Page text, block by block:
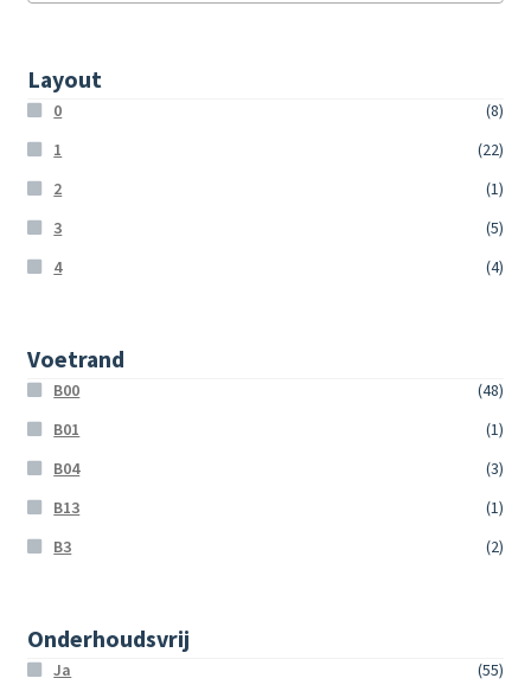
Layout
0
(8)
1
(22)
2
(1)
3
(5)
4
(4)
Voetrand
B00
(48)
B01
(1)
B04
(3)
B13
(1)
B3
(2)
Onderhoudsvrij
Ja (55)